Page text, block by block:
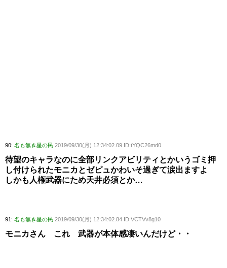
90: 名も無き星の民 2019/09/30(月) 12:34:02.09 ID:tYQC26md0
待望のキャラなのに全部リンクアビリティとかいうゴミ押
し付けられたモニカとゼピュかわいそ過ぎて涙出ますよ
しかも人権武器にため天井必須とか…
91: 名も無き星の民 2019/09/30(月) 12:34:02.84 ID:VCTVv8g10
モニカさん これ 武器が本体感凄いんだけど・・